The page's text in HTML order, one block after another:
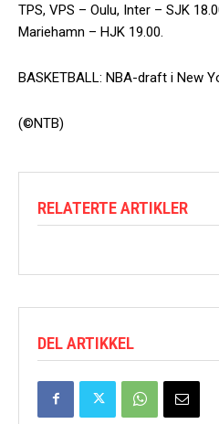
TPS, VPS – Oulu, Inter – SJK
Mariehamn – HJK 19.00.
BASKETBALL: NBA-draft i New
(©NTB)
RELATERTE ARTIKLER
DEL ARTIKKEL